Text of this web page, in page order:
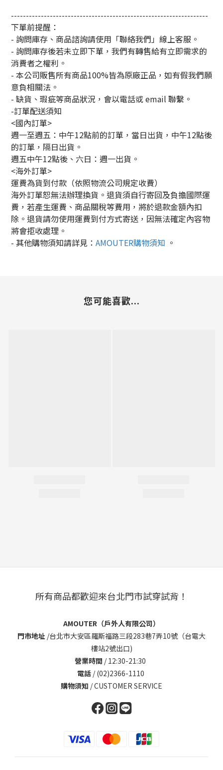
------------------------------------------------------------------
下單前提醒：
- 詢問庫存、商品諮詢請使用「聯絡我們」線上客服。
- 詢問庫存後若未立即下單，我們有轉售給有立即需求的
消費者之權利。
- 本公司販售所有商品100%皆為原廠正品，如有假我們願
意負相關法。
- 缺貨、瑕疵等商品狀況，會以電話或 email 聯繫。
-訂單配送須知
<國內訂單>
週一至週五：中午12點前的訂單，當日出貨，中午12點後
的訂單，隔日出貨。
週五中午12點後、六日：週一出貨。
<海外訂單>
運費為貨到付款（依照物流公司規定收費）
海外訂單恕無法辦理換貨。退貨須自行寄回及負擔國際運
費，若產生運費、商品關稅等費用，將於退款金額內扣
除。退貨請勿使用運費到付方式寄送，因無法確定內容物
將會拒收處理。
- 其他購物須知請詳見： AMOUTER購物須知 。
您可能喜歡...
所有商品都歡迎來台北門市試穿試背！
AMOUTER（戶外人有限公司）
門市地址 /台北市大安區羅斯福路三段283巷7弄10號（台電大
樓站2號出口)
營業時間 / 12:30-21:30
電話 / (02)2366-1110
購物須知 /CUSTOMER SERVICE